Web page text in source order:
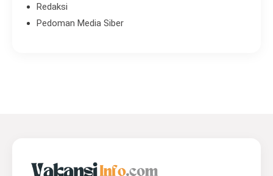
Redaksi
Pedoman Media Siber